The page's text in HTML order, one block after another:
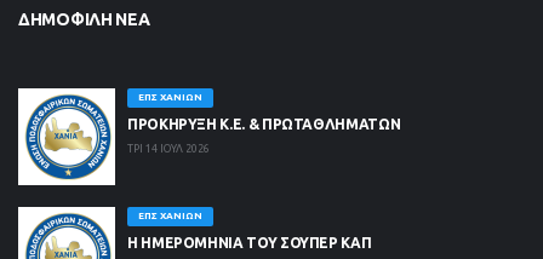
ΔΗΜΟΦΙΛΉ ΝΈΑ
ΕΠΣ ΧΑΝΊΩΝ
ΠΡΟΚΗΡΥΞΗ Κ.Ε. & ΠΡΩΤΑΘΛΗΜΑΤΩΝ
ΤΡΙ 14 ΙΟΥΛ 2026
ΕΠΣ ΧΑΝΊΩΝ
Η ΗΜΕΡΟΜΗΝΙΑ ΤΟΥ ΣΟΥΠΕΡ ΚΑΠ